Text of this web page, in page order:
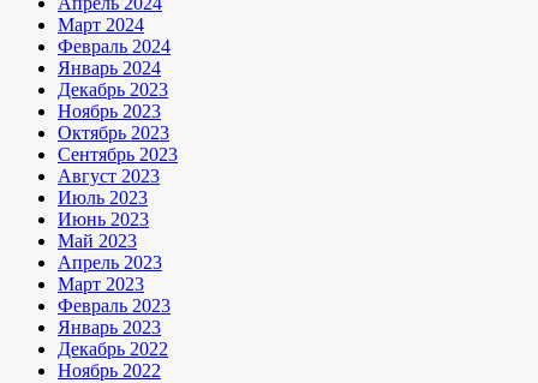
Март 2024
Февраль 2024
Январь 2024
Декабрь 2023
Ноябрь 2023
Октябрь 2023
Сентябрь 2023
Август 2023
Июль 2023
Июнь 2023
Май 2023
Апрель 2023
Март 2023
Февраль 2023
Январь 2023
Декабрь 2022
Ноябрь 2022